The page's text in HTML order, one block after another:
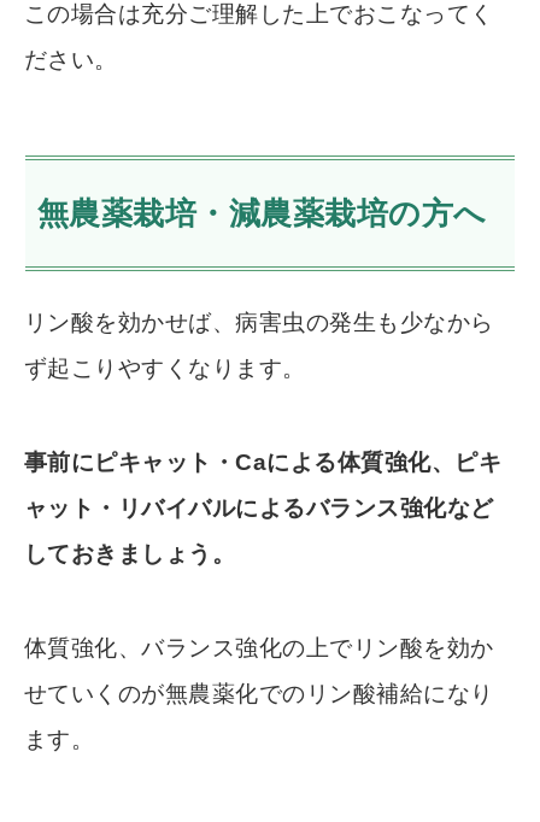
この場合は充分ご理解した上でおこなってく
ださい。
無農薬栽培・減農薬栽培の方へ
リン酸を効かせば、病害虫の発生も少なから
ず起こりやすくなります。
事前にピキャット・Caによる体質強化、ピキ
ャット・リバイバルによるバランス強化など
しておきましょう。
体質強化、バランス強化の上でリン酸を効か
せていくのが無農薬化でのリン酸補給になり
ます。